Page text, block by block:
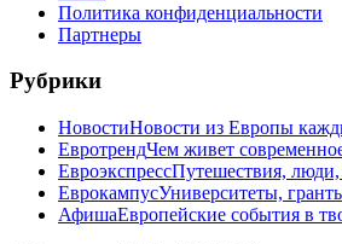
Политика конфиденциальности
Партнеры
Рубрики
НовостиНовости из Европы
ЕвротрендЧем живет
ЕвроэкспрессПутешествия,
ЕврокампусУниверситеты,
АфишаЕвропейские события в